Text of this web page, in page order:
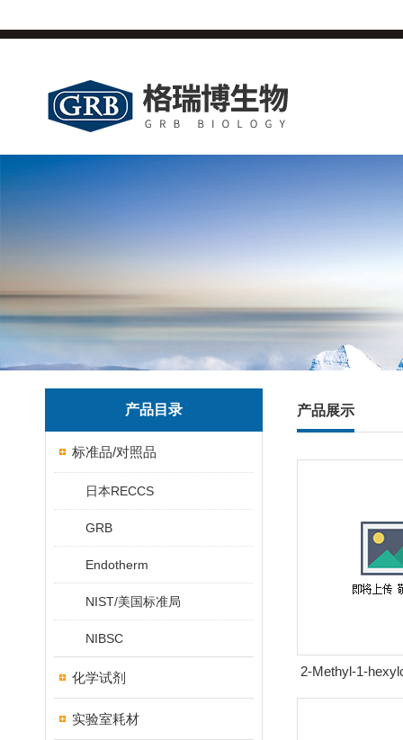
产品目录
标准品/对照品
日本RECCS
GRB
Endotherm
NIST/美国标准局
NIBSC
化学试剂
实验室耗材
产品展示
2-Methyl-1-
甲基-1-己